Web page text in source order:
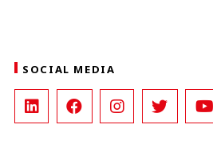
SOCIAL MEDIA